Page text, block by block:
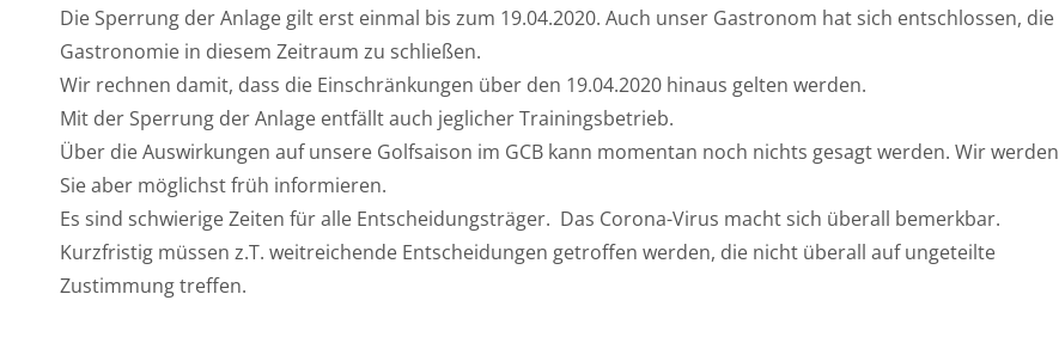
Die Sperrung der Anlage gilt erst einmal bis zum 19.04.2020. Auch unser Gastronom hat sich entschlossen, die
Gastronomie in diesem Zeitraum zu schließen.
Wir rechnen damit, dass die Einschränkungen über den 19.04.2020 hinaus gelten werden.
Mit der Sperrung der Anlage entfällt auch jeglicher Trainingsbetrieb.
Über die Auswirkungen auf unsere Golfsaison im GCB kann momentan noch nichts gesagt werden. Wir werden
Sie aber möglichst früh informieren.
Es sind schwierige Zeiten für alle Entscheidungsträger. Das Corona-Virus macht sich überall bemerkbar.
Kurzfristig müssen z.T. weitreichende Entscheidungen getroffen werden, die nicht überall auf ungeteilte
Zustimmung treffen.